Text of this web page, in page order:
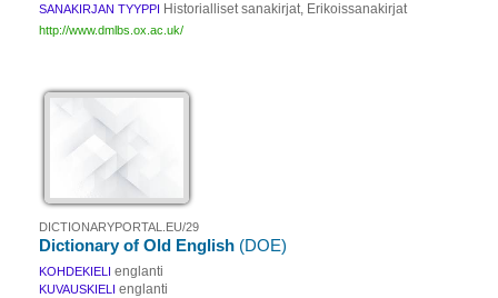
SANAKIRJAN TYYPPI Historialliset sanakirjat, Erikoissanakirjat
http://www.dmlbs.ox.ac.uk/
DICTIONARYPORTAL.EU/29
Dictionary of Old English (DOE)
KOHDEKIELI englanti
KUVAUSKIELI englanti